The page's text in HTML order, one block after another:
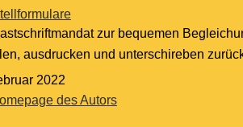
zur bequemen
ausdrucken und unterschireben
2022